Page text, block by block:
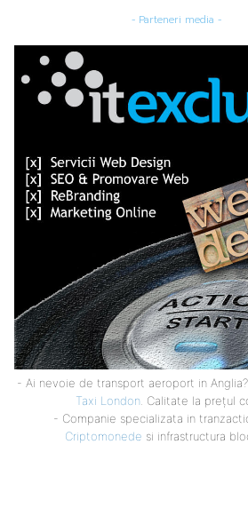
- Parteneri media -
- Ai nevoie de transport aeroport in
Taxi London . Calitate la prețul
- Companie specializata in
Criptomonede si infrastructura